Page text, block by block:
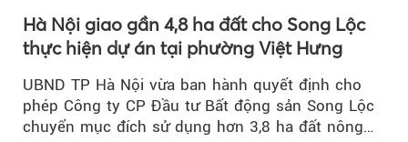
Hà Nội giao gần 4,8 ha đất cho Song Lộc
thực hiện dự án tại phường Việt Hưng
UBND TP Hà Nội vừa ban hành quyết định cho
phép Công ty CP Đầu tư Bất động sản Song Lộc
chuyển mục đích sử dụng hơn 3,8 ha đất nông